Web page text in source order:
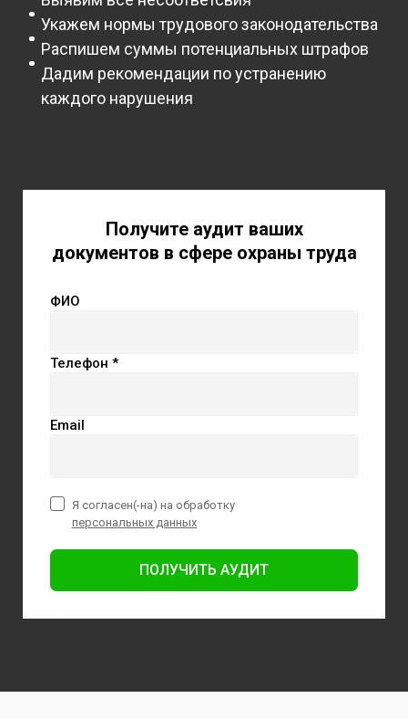
Укажем нормы трудового законодательства
Распишем суммы потенциальных штрафов
Дадим рекомендации по устранению
каждого нарушения
Получите аудит ваших
документов в сфере охраны труда
ФИО
Телефон *
Email
ПОЛУЧИТЬ АУДИТ
Я согласен(-на) на обработку
персональных данных